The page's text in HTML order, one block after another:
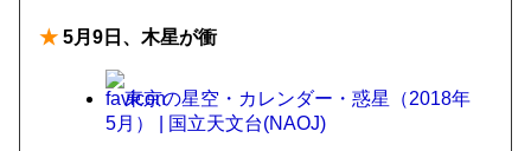
★ 5月9日、木星が衝
東京の星空・カレンダー・惑星（2018年
5月） | 国立天文台(NAOJ)